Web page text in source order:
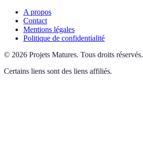
A propos
Contact
Mentions légales
Politique de confidentialité
© 2026 Projets Matures. Tous droits réservés.
Certains liens sont des liens affiliés.